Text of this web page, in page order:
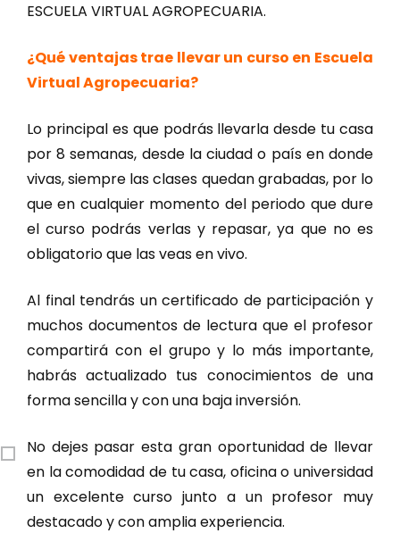
ESCUELA VIRTUAL AGROPECUARIA.
¿Qué ventajas trae llevar un curso en Escuela
Virtual Agropecuaria?
Lo principal es que podrás llevarla desde tu casa
por 8 semanas, desde la ciudad o país en donde
vivas, siempre las clases quedan grabadas, por lo
que en cualquier momento del periodo que dure
el curso podrás verlas y repasar, ya que no es
obligatorio que las veas en vivo.
Al final tendrás un certificado de participación y
muchos documentos de lectura que el profesor
compartirá con el grupo y lo más importante,
habrás actualizado tus conocimientos de una
forma sencilla y con una baja inversión.
No dejes pasar esta gran oportunidad de llevar
en la comodidad de tu casa, oficina o universidad
un excelente curso junto a un profesor muy
destacado y con amplia experiencia.